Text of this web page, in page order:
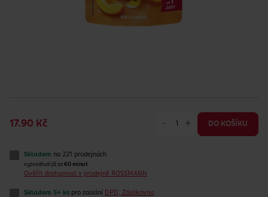
17.90 Kč - + DO KOŠÍKU
Skladem na 221 prodejnách
vyzvednutí již za 60 minut
Ověřit dostupnost v prodejně ROSSMANN
Skladem 5+ ks pro zaslání DPD, Zásilkovna